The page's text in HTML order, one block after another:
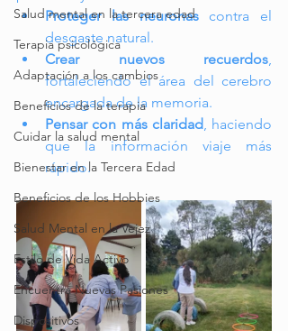
Salud mental en la tercera edad
Terapia psicológica
Adaptación a los cambios
Beneficios de la terapia
Cuidar la salud mental
Bienestar en la Tercera Edad
Beneficios de los Hobbies
Salud Mental en la Vejez
Estilo de Vida Activo
Encuentra Nuevas Pasiones
Dispositivos
Proteger las neuronas contra el
desgaste natural.
Crear nuevos recuerdos,
fortaleciendo el área del cerebro
encargada de la memoria.
Pensar con más claridad, haciendo
que la información viaje más
rápido.